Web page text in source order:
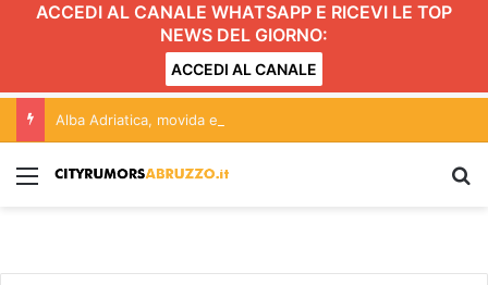
ACCEDI AL CANALE WHATSAPP E RICEVI LE TOP
NEWS DEL GIORNO:
ACCEDI AL CANALE
Menu